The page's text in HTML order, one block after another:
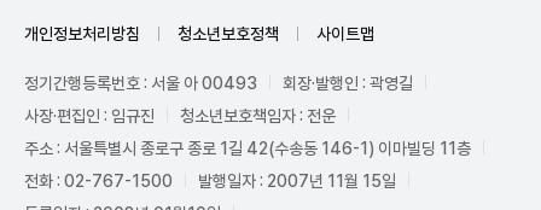
개인정보처리방침 청소년보호정책 사이트맵
정기간행등록번호 : 서울 아 00493
회장·발행인 : 곽영길
사장·편집인 : 임규진
청소년보호책임자 : 전운
주소 : 서울특별시 종로구 종로 1길 42(수송동 146-1) 이마빌딩 11층
전화 : 02-767-1500
발행일자 : 2007년 11월 15일